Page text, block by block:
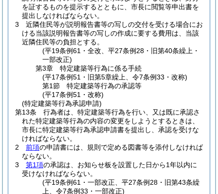
を証するものを提示するとともに、市長に閲覧等申出書を
提出しなければならない。
3
近隣住民等が説明報告書等の写しの交付を受ける場合にお
ける当該説明報告書等の写しの作成に要する費用は、当該
近隣住民等の負担とする。
(平19条例61・全改、平27条例28・旧第40条繰上・
一部改正)
第3章
特定建築等行為に係る手続
(平17条例51・旧第5章繰上、令7条例33・改称)
第1節
特定建築等行為の承認等
(平17条例51・改称)
(特定建築等行為承認申請)
第13条
行為者は、特定建築等行為を行い、又は既に承認さ
れた特定建築等行為の内容の変更をしようとするときは、
市長に特定建築等行為承認申請書を提出し、承認を受けな
ければならない。
2
前項の申請書には、規則で定める図書等を添付しなければ
ならない。
3
第1項の承認は、お知らせ板を設置した日から1年以内に
受けなければならない。
(平19条例61・一部改正、平27条例28・旧第43条繰
上、令7条例33・一部改正)